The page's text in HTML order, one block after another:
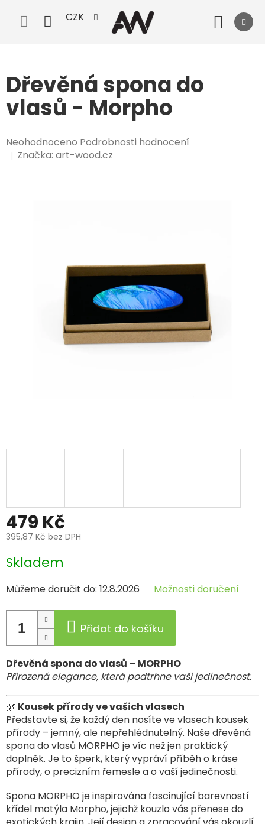
obsah
CZK
Dřevěná spona do
vlasů - Morpho
Průměrné
hodnocení
Neohodnoceno Podrobnosti hodnocení
Značka:art-wood.cz
479 Kč
395,87 Kč bez DPH
Měrná
cena:
Skladem
Můžeme doručit do: 12.8.2026 Možnosti doručení
Přidat do košíku
Dřevěná spona do vlasů – MORPHO
Přirozená elegance, která podtrhne vaši jedinečnost.
🌿 Kousek přírody ve vašich vlasech
Představte si, že každý den nosíte ve vlasech kousek
přírody – jemný, ale nepřehlédnutelný. Naše dřevěná
spona do vlasů MORPHO je víc než jen praktický
doplněk. Je to šperk, který vypráví příběh o kráse
přírody, o precizním řemesle a o vaší jedinečnosti.
Spona MORPHO je inspirována fascinující barevností
křídel motýla Morpho, jejichž kouzlo vás přenese do